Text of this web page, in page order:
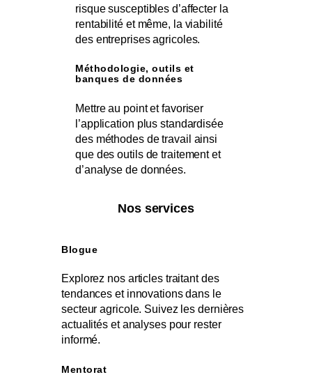
risque susceptibles d’affecter la
rentabilité et même, la viabilité
des entreprises agricoles.
Méthodologie, outils et
banques de données
Mettre au point et favoriser
l’application plus standardisée
des méthodes de travail ainsi
que des outils de traitement et
d’analyse de données.
Nos services
Blogue
Explorez nos articles traitant des
tendances et innovations dans le
secteur agricole. Suivez les dernières
actualités et analyses pour rester
informé.
Mentorat